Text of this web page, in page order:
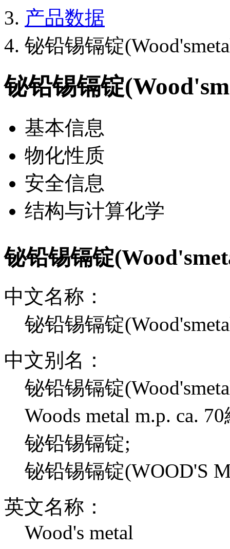
产品数据
铋铅锡镉锭
铋铅锡镉锭
基本信息
物化性质
安全信息
结构与计算化学
铋铅锡镉锭
中文名称：
铋铅锡镉锭
中文别名：
铋铅锡镉锭
Woods metal m.p. ca.
铋铅锡镉锭;
铋铅锡镉锭(WOOD'S
英文名称：
Wood's metal